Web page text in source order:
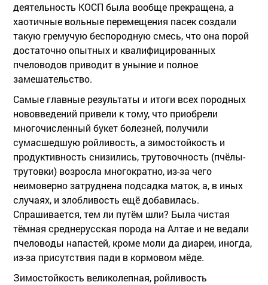
деятельность КОСП была вообще прекращена, а
хаотичные вольные перемещения пасек создали
такую гремучую беспородную смесь, что она порой
достаточно опытных и квалифицированных
пчеловодов приводит в уныние и полное
замешательство.
Самые главные результаты и итоги всех породных
нововведений привели к тому, что приобрели
многочисленный букет болезней, получили
сумасшедшую ройливость, а зимостойкость и
продуктивность снизились, трутовочность (пчёлы-
трутовки) возросла многократно, из-за чего
неимоверно затруднена подсадка маток, а, в иных
случаях, и злобливость ещё добавилась.
Спрашивается, тем ли путём шли? Была чистая
тёмная среднерусская порода на Алтае и не ведали
пчеловоды напастей, кроме моли да диареи, иногда,
из-за присутствия пади в кормовом мёде.
Зимостойкость великолепная, ройливость